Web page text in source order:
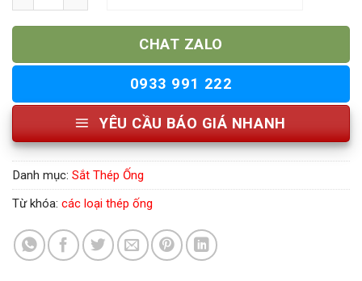
CHAT ZALO
0933 991 222
YÊU CẦU BÁO GIÁ NHANH
Danh mục: Sắt Thép Ống
Từ khóa: các loại thép ống